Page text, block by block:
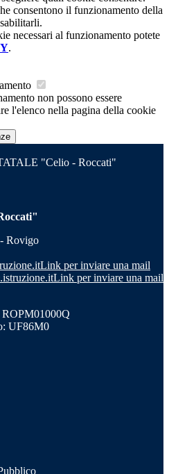
consentono il funzionamento della
necessari al funzionamento potete
.
non possono essere
l'elenco nella pagina della cookie
"Celio - Roccati"
Rovigo
Link per inviare una mail
Link per inviare una mail
UF86M0